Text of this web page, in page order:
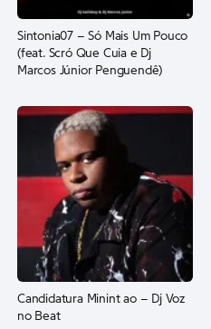
Sintonia07 – Só Mais Um Pouco
(feat. Scró Que Cuia e Dj
Marcos Júnior Penguendê)
Candidatura Minint ao – Dj Voz
no Beat